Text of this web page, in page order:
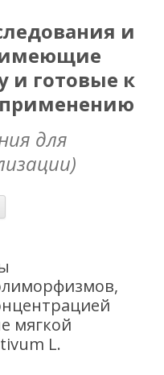
и
имеющие
и готовые к
для
Skip
content
мягкой
L.